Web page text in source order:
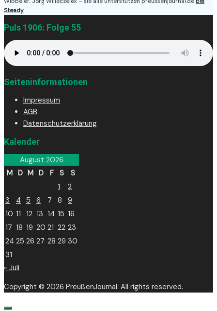
Steady
Puls 1906: Folge 55
Seiteninformationen
Impressum
AGB
Datenschutzerklärung
Kalender
August 2026
M D M D F S
S
1
2
3
4 5 6 7 8
9
10 11 12 13 14 15 16
17 18 19 20 21 22 23
24 25 26 27 28 29 30
31
« Juli
Copyright © 2026 PreußenJournal. All rights reserved.